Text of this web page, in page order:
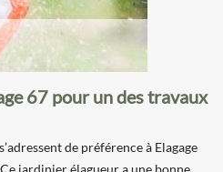
67 pour un des travaux
de préférence à Elagage
jardinier élagueur a une bonne